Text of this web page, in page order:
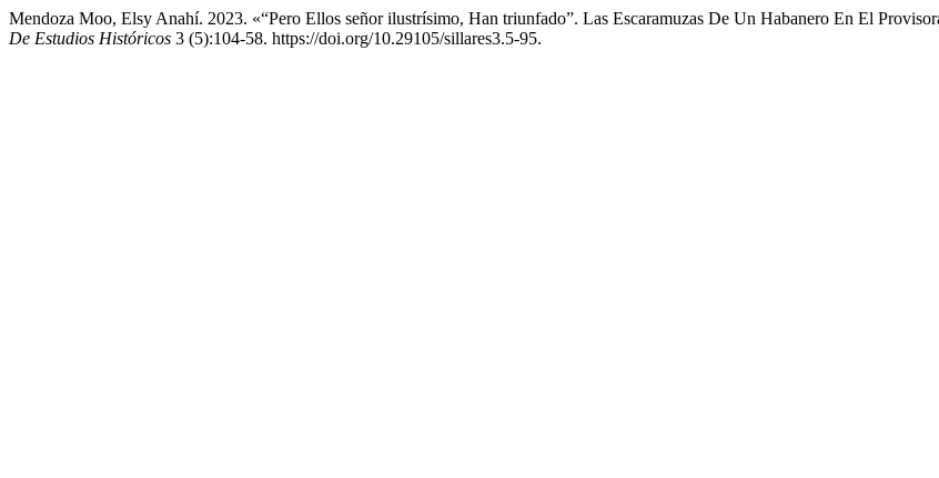
Mendoza Moo, Elsy Anahí. 2023. «“Pero Ellos señor ilustrísimo, Han triunfado”. Las Escaramuzas De Un Habanero En El
De Estudios Históricos 3 (5):104-58. https://doi.org/10.29105/sillares3.5-95.